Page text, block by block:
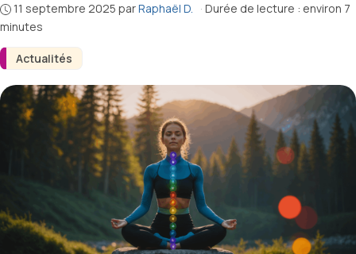
Actualités
11 septembre 2025 parRaphaël D. · Durée de lecture : environ 7
minutes